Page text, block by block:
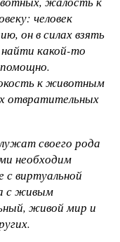
человек
он в силах взять
какой-то
к животным
отвратительных
своего рода
необходим
с виртуальной
с живым
живой мир и